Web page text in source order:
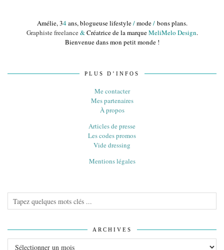
Amélie, 34ans, blogueuse lifestyle/mode/bons plans.
Graphiste freelance&Créatrice de la marqueMeliMelo Design.
Bienvenue dans mon petit monde !
PLUS D’INFOS
Me contacter
Mes partenaires
À propos
Articles de presse
Les codes promos
Vide dressing
Mentions légales
ARCHIVES